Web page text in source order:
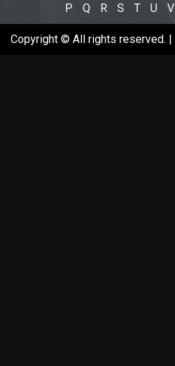
P
Q R S T U V
Copyright © All rights reserved. |